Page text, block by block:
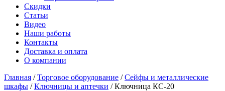
Скидки
Статьи
Видео
Наши работы
Контакты
Доставка и оплата
О компании
Главная / Торговое оборудование / Сейфы и металлические
шкафы / Ключницы и аптечки / Ключница КС-20